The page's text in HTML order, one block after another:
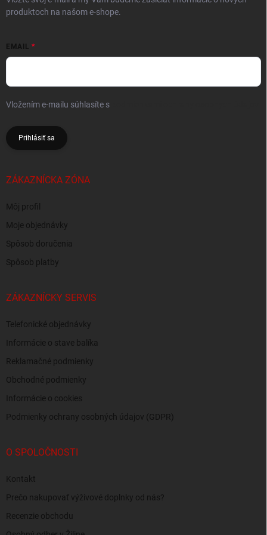
produktoch na našom e-shope.
EMAIL
Vložením e-mailu súhlasíte s
Prihlásiť sa
ZÁKAZNÍCKA ZÓNA
Môj profil
Moje objednávky
Spôsob doručenia
Spôsob platby
ZÁKAZNÍCKY SERVIS
Telefonické objednávky
Informácie o stave balíka
Reklamačné podmienky
Obchodné podmienky
Informácie o cookies
Podmienky ochrany osobných údajov (GDPR)
O SPOLOČNOSTI
Kontakt
Prečo nakupovať výživové doplnky od nás?
Recenzie obchodu